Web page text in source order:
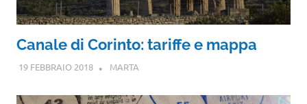
Canale di Corinto: tariffe e mappa
19 FEBBRAIO 2018 MARTA